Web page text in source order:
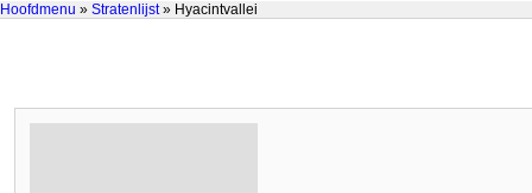
Hoofdmenu » Stratenlijst» Hyacintvallei